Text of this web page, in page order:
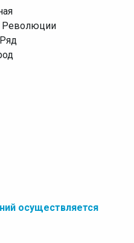
Революции
осуществляется